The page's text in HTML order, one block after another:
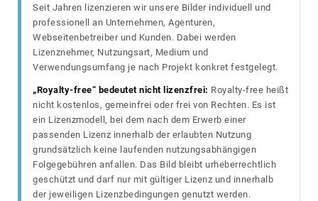
Seit Jahren lizenzieren wir unsere Bilder individuell und
professionell an Unternehmen, Agenturen,
Webseitenbetreiber und Kunden. Dabei werden
Lizenznehmer, Nutzungsart, Medium und
Verwendungsumfang je nach Projekt konkret festgelegt.
„Royalty-free“ bedeutet nicht lizenzfrei: Royalty-free heißt
nicht kostenlos, gemeinfrei oder frei von Rechten. Es ist
ein Lizenzmodell, bei dem nach dem Erwerb einer
passenden Lizenz innerhalb der erlaubten Nutzung
grundsätzlich keine laufenden nutzungsabhängigen
Folgegebühren anfallen. Das Bild bleibt urheberrechtlich
geschützt und darf nur mit gültiger Lizenz und innerhalb
der jeweiligen Lizenzbedingungen genutzt werden.